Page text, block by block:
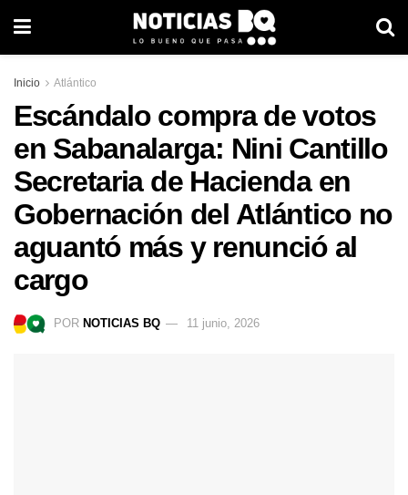
Inicio Atlántico
Escándalo compra de votos
en Sabanalarga: Nini Cantillo
Secretaria de Hacienda en
Gobernación del Atlántico no
aguantó más y renunció al
cargo
POR NOTICIAS BQ 11 junio, 2026